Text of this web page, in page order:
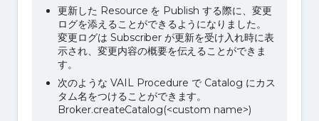
更新した Resource を Publish する際に、変更
ログを添えることができるようになりました。
変更ログは Subscriber が更新を受け入れ時に表
示され、変更内容の概要を伝えることができま
す。
次のような VAIL Procedure で Catalog にカス
タム名をつけることができます。
Broker.createCatalog(<custom name>)